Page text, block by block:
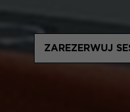
ZAREZERWUJ